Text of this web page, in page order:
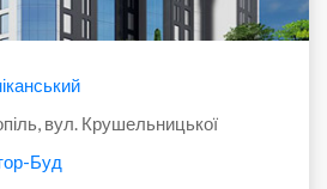
вул. Крушельницької
Буд